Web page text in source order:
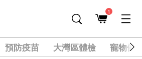
1
預防疫苗 大灣區體檢
寵物健